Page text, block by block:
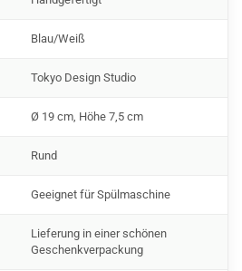
Blau/Weiß
Tokyo Design Studio
Ø 19 cm, Höhe 7,5 cm
Rund
Geeignet für Spülmaschine
Lieferung in einer schönen
Geschenkverpackung